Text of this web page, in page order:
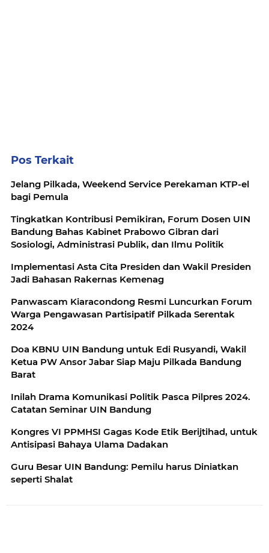
Pos Terkait
Jelang Pilkada, Weekend Service Perekaman KTP-el
bagi Pemula
Tingkatkan Kontribusi Pemikiran, Forum Dosen UIN
Bandung Bahas Kabinet Prabowo Gibran dari
Sosiologi, Administrasi Publik, dan Ilmu Politik
Implementasi Asta Cita Presiden dan Wakil Presiden
Jadi Bahasan Rakernas Kemenag
Panwascam Kiaracondong Resmi Luncurkan Forum
Warga Pengawasan Partisipatif Pilkada Serentak
2024
Doa KBNU UIN Bandung untuk Edi Rusyandi, Wakil
Ketua PW Ansor Jabar Siap Maju Pilkada Bandung
Barat
Inilah Drama Komunikasi Politik Pasca Pilpres 2024.
Catatan Seminar UIN Bandung
Kongres VI PPMHSI Gagas Kode Etik Berijtihad, untuk
Antisipasi Bahaya Ulama Dadakan
Guru Besar UIN Bandung: Pemilu harus Diniatkan
seperti Shalat